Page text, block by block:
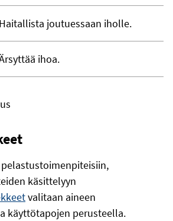
Haitallista joutuessaan iholle.
ihoa.
käsittelyyn
valitaan aineen
käyttötapojen perusteella.